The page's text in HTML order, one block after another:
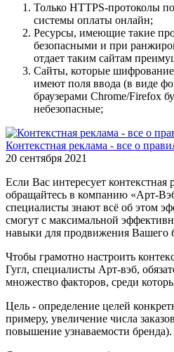
Только HTTPS-протоколы
системы оплаты онлайн;
Ресурсы, имеющие такие
безопасными и при
отдает таким сайтам
Сайты, которые
имеют поля ввода (в виде
браузерами Chrome/Firefox
небезопасные;
Контекстная реклама - все о
20 сентября 2021
Если Вас интересует контекстная
обращайтесь в компанию «Арт-
специалисты знают всё об этом
смогут с максимальной
навыки для продвижения Вашего
Чтобы грамотно настроить
Гугл, специалисты Арт-вэб,
множество факторов, среди
Цель - определение целей
примеру, увеличение числа
повышение узнаваемости бренда).